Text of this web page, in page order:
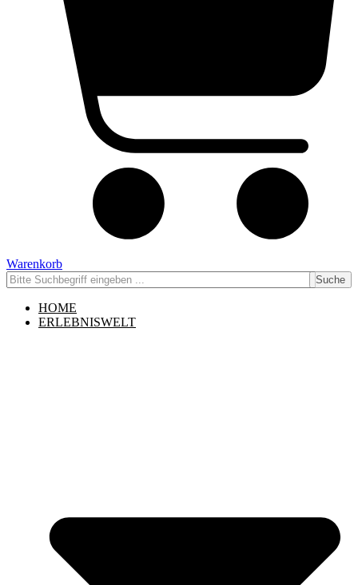
Warenkorb
Suche
HOME
ERLEBNISWELT